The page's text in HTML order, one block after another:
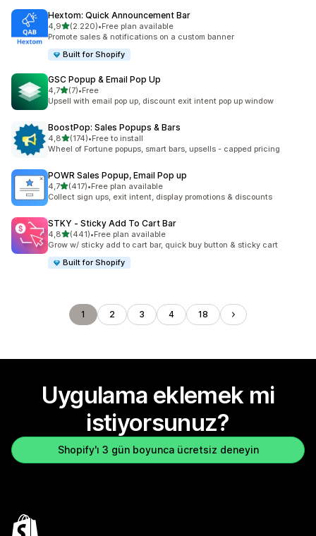
Hextom: Quick Announcement Bar
4,95 yıldız üzerinden
(2.220)
toplam 2220 değerlendirme
•Free plan available
Promote sales & notifications on a custom banner
Built for Shopify
GSC Popup & Email Pop Up
4,75 yıldız üzerinden
(7)
toplam 7 değerlendirme
•Free
Upsell with email pop up, discount exit intent pop up window
BoostPop: Sales Popups & Bars
4,85 yıldız üzerinden
(174)
toplam 174 değerlendirme
•Free to install
Wheel of Fortune popups, smart bars, upsells - capped pricing
POWR Sales Popup, Email Pop up
4,75 yıldız üzerinden
(417)
toplam 417 değerlendirme
•Free plan available
Collect sign ups, exit intent, display promotions & discounts
STKY ‑ Sticky Add To Cart Bar
4,85 yıldız üzerinden
(441)
toplam 441 değerlendirme
•Free plan available
Grow w/ sticky add to cart bar, quick buy button & sticky cart
Built for Shopify
1 2 3 4 18
Uygulama eklemek mi
istiyorsunuz?
Shopify'ı 3 gün boyunca ücretsiz deneyin